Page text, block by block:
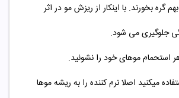
گره بخورند. با اینکار از ریزش مو در اثر
جلوگیری می شود.
استحمام موهای خود را نشوئید.
میکنید اصلا نرم کننده را به ریشه موها